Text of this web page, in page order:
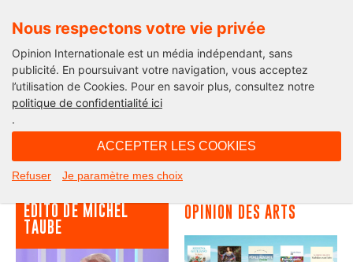
Nous respectons votre vie privée
Opinion Internationale est un média indépendant, sans
publicité. En poursuivant votre navigation, vous acceptez
l’utilisation de Cookies. Pour en savoir plus, consultez notre
politique de confidentialité ici
.
ACCEPTER LES COOKIES
Refuser Je paramètre mes choix
THEY TELL US ABOUT
DEATH PENALTY
[Form id=’2′]
EDITO DE MICHEL
TAUBE
OPINION DES ARTS